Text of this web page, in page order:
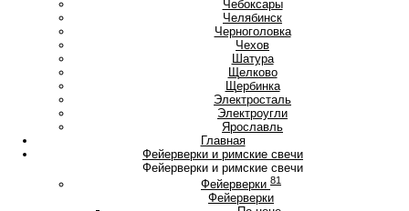
Чебоксары
Челябинск
Черноголовка
Чехов
Шатура
Щелково
Щербинка
Электросталь
Электроугли
Ярославль
Главная
Фейерверки и римские свечи
Фейерверки и римские свечи
Фейерверки 81
Фейерверки